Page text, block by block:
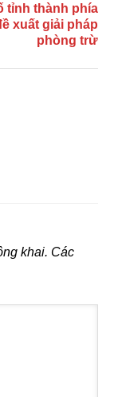
tỉnh thành phía
xuất giải pháp
phòng trừ
khai. Các